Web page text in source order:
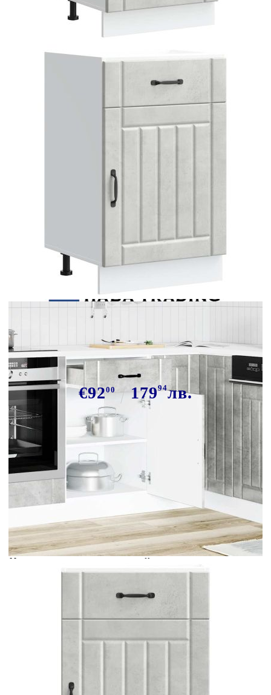
Сподели Tweet
Кухненски шкаф Lucca, бетонно
сив, инженерно дърво
€9200 17994лв.
Време за доставка: 5 до 9 дни
Безплатна доставка до адрес при плащане по банков път
Цвят:
Бетонно сиво
Материал:
Инженерно дърво
8721158420671
50 x 46 x 16 см (Ш x Д x В)
Име на района:
Lucca
Капацитет на теглото на един слой:
25 кг
Купи на изплащане
Credit calculator